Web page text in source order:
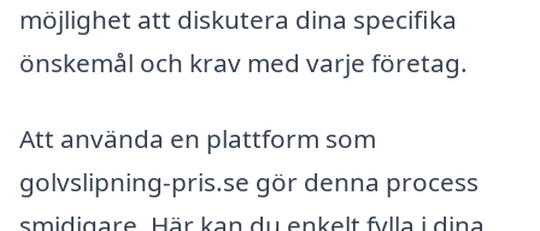
möjlighet att diskutera dina specifika
önskemål och krav med varje företag.
Att använda en plattform som
golvslipning-pris.se gör denna process